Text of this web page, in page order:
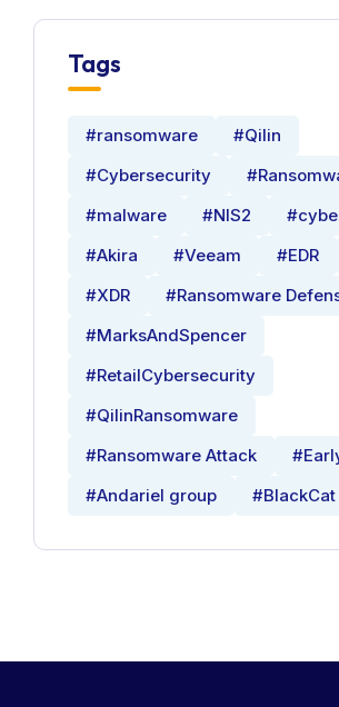
Tags
#ransomware
#Qilin
#Cybersecurity
#malware
#NIS2
#Akira
#Veeam #EDR
#XDR
#Ransomware
#MarksAndSpencer
#RetailCybersecurity
#QilinRansomware
#Ransomware Attack
#Andariel group
#BlackCat